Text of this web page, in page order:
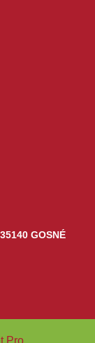
35140 GOSNÉ
Pro